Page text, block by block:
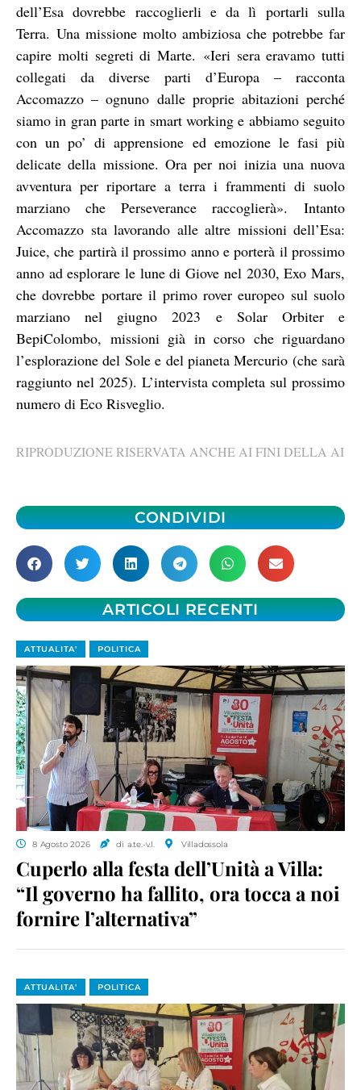
dell’Esa dovrebbe raccoglierli e da lì portarli sulla
Terra. Una missione molto ambiziosa che potrebbe far
capire molti segreti di Marte. «Ieri sera eravamo tutti
collegati da diverse parti d’Europa – racconta
Accomazzo – ognuno dalle proprie abitazioni perché
siamo in gran parte in smart working e abbiamo seguito
con un po’ di apprensione ed emozione le fasi più
delicate della missione. Ora per noi inizia una nuova
avventura per riportare a terra i frammenti di suolo
marziano che Perseverance raccoglierà». Intanto
Accomazzo sta lavorando alle altre missioni dell’Esa:
Juice, che partirà il prossimo anno e porterà il prossimo
anno ad esplorare le lune di Giove nel 2030, Exo Mars,
che dovrebbe portare il primo rover europeo sul suolo
marziano nel giugno 2023 e Solar Orbiter e
BepiColombo, missioni già in corso che riguardano
l’esplorazione del Sole e del pianeta Mercurio (che sarà
raggiunto nel 2025). L’intervista completa sul prossimo
numero di Eco Risveglio.
RIPRODUZIONE RISERVATA ANCHE AI FINI DELLA AI
CONDIVIDI
ARTICOLI RECENTI
ATTUALITA' POLITICA
8 Agosto 2026 di a.te.-v.l. Villadossola
Cuperlo alla festa dell’Unità a Villa:
“Il governo ha fallito, ora tocca a noi
fornire l’alternativa”
ATTUALITA' POLITICA